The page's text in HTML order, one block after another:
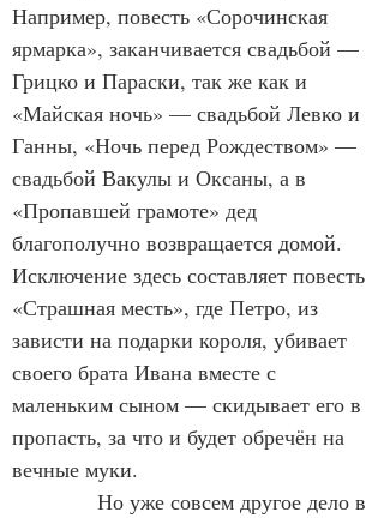
Например, повесть «Сорочинская
ярмарка», заканчивается свадьбой —
Грицко и Параски, так же как и
«Майская ночь» — свадьбой Левко и
Ганны, «Ночь перед Рождеством» —
свадьбой Вакулы и Оксаны, а в
«Пропавшей грамоте» дед
благополучно возвращается домой.
Исключение здесь составляет повесть
«Страшная месть», где Петро, из
зависти на подарки короля, убивает
своего брата Ивана вместе с
маленьким сыном — скидывает его в
пропасть, за что и будет обречён на
вечные муки.
Но уже совсем другое дело в